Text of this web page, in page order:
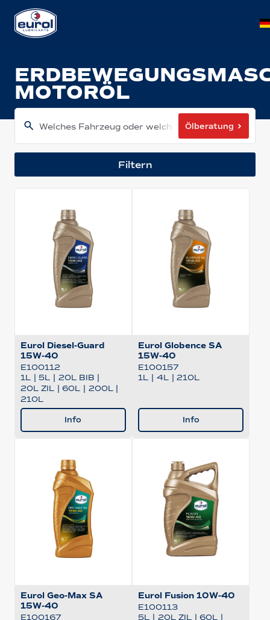
MOTORÖL
Welches Fahrzeug oder welche Maschine haben
Ölberatung
Filtern
Eurol Diesel-Guard
15W-40
E100112
1L | 5L | 20L BIB |
20L ZIL | 60L | 200L |
210L
Info
Eurol Globence SA
15W-40
E100157
1L | 4L | 210L
Info
Eurol Geo-Max SA
15W-40
E100167
Eurol Fusion 10W-40
E100113
5L | 20L ZIL | 60L |